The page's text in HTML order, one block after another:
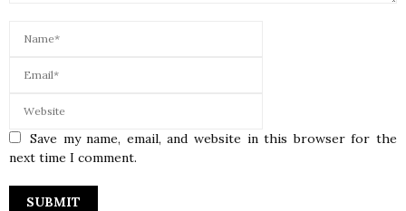
Save my name, email, and website in this browser for the
next time I comment.